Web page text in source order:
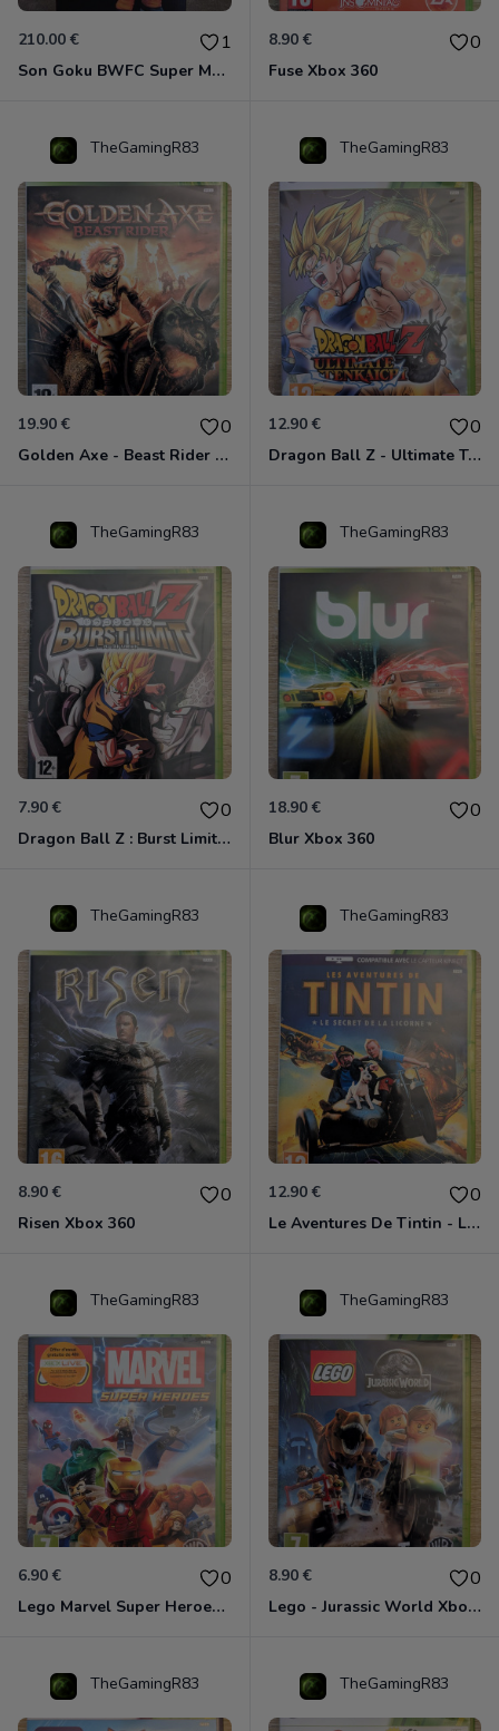
210.00 € 1
Son Goku BWFC Super Master Stars
8.90 € 0
Fuse Xbox 360
TheGamingR83
19.90 € 0
Golden Axe - Beast Rider Xbox 360
TheGamingR83
12.90 € 0
Dragon Ball Z - Ultimate Tenkaichi Xbox 360
TheGamingR83
7.90 € 0
Dragon Ball Z : Burst Limit Xbox 360
TheGamingR83
18.90 € 0
Blur Xbox 360
TheGamingR83
8.90 € 0
Risen Xbox 360
TheGamingR83
12.90 € 0
Le Aventures De Tintin - Le Secret De La Licorne Xbox 360
TheGamingR83
6.90 € 0
Lego Marvel Super Heroes Xbox 360
TheGamingR83
8.90 € 0
Lego - Jurassic World Xbox 360
TheGamingR83 TheGamingR83